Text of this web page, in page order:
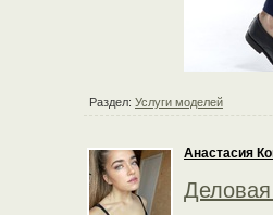
Раздел: Услуги моделей
Анастасия